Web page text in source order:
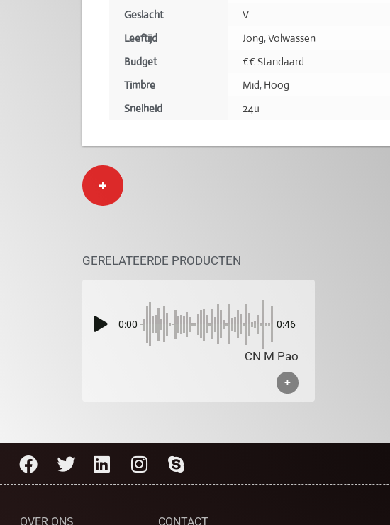
Geslacht
V
Leeftijd
Jong,Volwassen
Budget
€€ Standaard
Timbre
Mid, Hoog
Snelheid
24u
+
GERELATEERDE PRODUCTEN
0:00 0:46
CN M Pao
+
OVER ONS CONTACT